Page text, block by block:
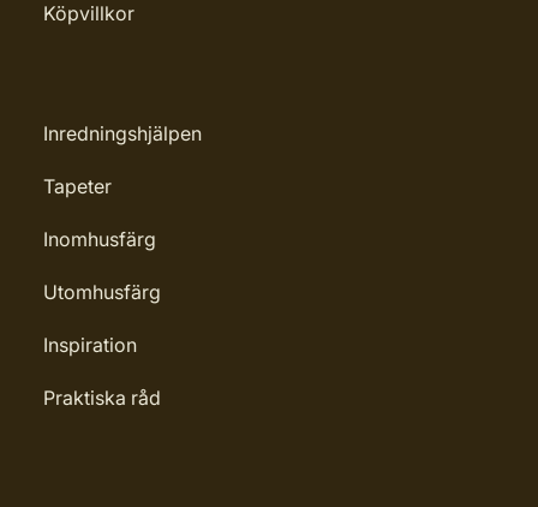
Köpvillkor
Inredningshjälpen
Tapeter
Inomhusfärg
Utomhusfärg
Inspiration
Praktiska råd